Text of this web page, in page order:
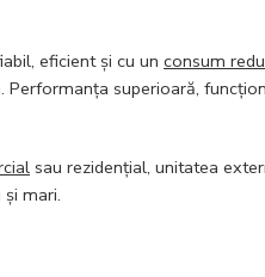
eficient și cu un consum
Performanța superioară,
sau rezidențial, unitatea
mari.